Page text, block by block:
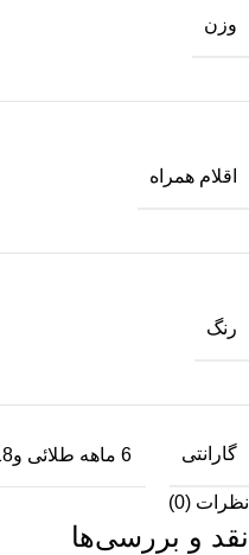
وزن
اقلام همراه
رنگ
گارانتی 6 ماهه طلائی و18 ماه خدمات پس از فروش رادمان
نظرات (0)
نقد و بررسی‌ها